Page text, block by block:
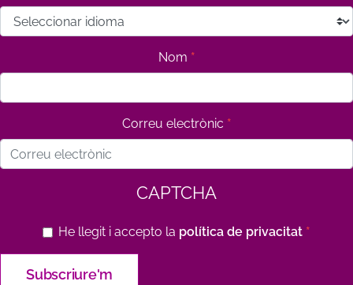
Nom
Correu electrònic
CAPTCHA
He llegit i accepto la política de privacitat